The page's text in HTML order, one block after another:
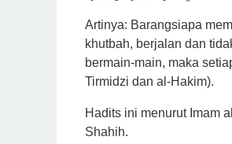
Artinya: Barangsiapa
khutbah, berjalan dan
bermain-main, maka
Tirmidzi dan al-Hakim).
Hadits ini menurut Imam
Shahih.